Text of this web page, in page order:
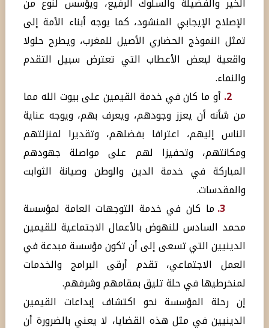
الإصلاح الإيجابي المنشود، كما يوجه أبناء الأمة إلى
تمثل النموذج الحضاري الأصيل للمغرب، ويطرح حلولا
واقعية لبعض الأعطاب التي تعترض سبيل التقدم
والنماء.
2. أو ما كان في خدمة القيمين على بيوت الله مما
من شأنه أن يعزز وجودهم، ويعرف بهم، ويوجه عناية
الناس إليهم، اعترافا بفضلهم، وتقديرا لمنزلتهم
ومكانتهم، وتحفيزا لهم على مواصلة جهودهم
المباركة في خدمة الدين والوطن وصيانة الثوابت
والمقدسات.
3. ما كان في خدمة التوجهات العامة لمؤسسة
محمد السادس للنهوض بالأعمال الاجتماعية للقيمين
الدينيين التي تسعى إلى أن تكون مؤسسة مبدعة في
العمل الاجتماعي، تقدم أرقى البرامج والخدمات
لمنخرطيها في حلة تليق بمقامهم وشرفهم.
إن رحلة المؤسسة نحو اكتشاف إبداعات القيمين
الدينيين في مثل هذه القضايا، لا يعني بالضرورة أن